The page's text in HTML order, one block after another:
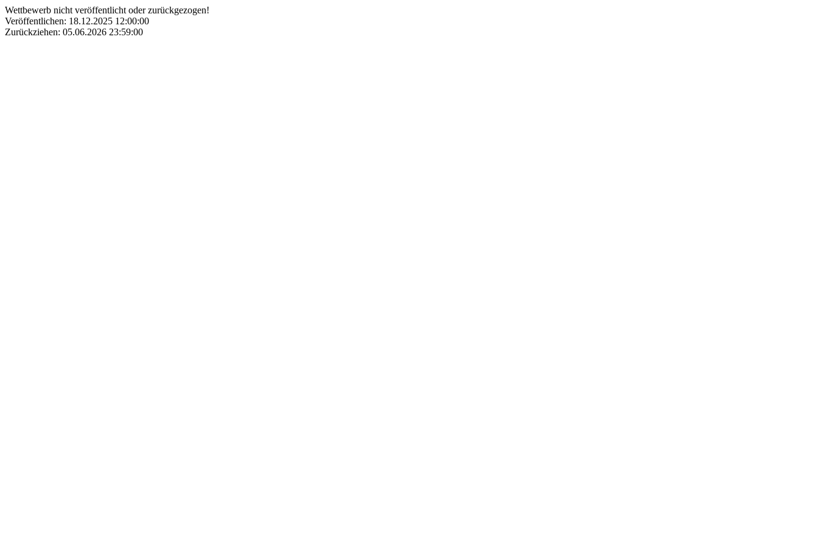
Wettbewerb nicht veröffentlicht oder zurückgezogen!
Veröffentlichen: 18.12.2025 12:00:00
Zurückziehen: 05.06.2026 23:59:00